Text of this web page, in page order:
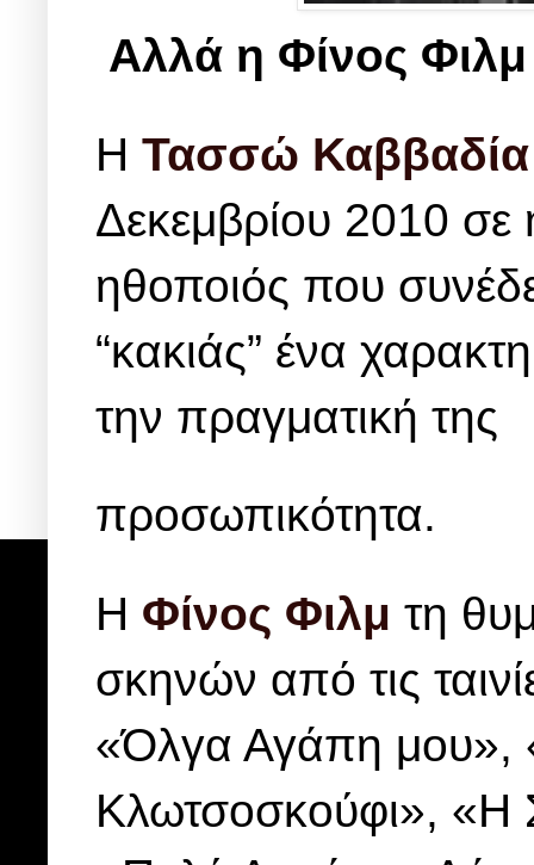
Αλλά η Φίνος
Η Τασσώ Καββαδία
Δεκεμβρίου 2010 σε
ηθοποιός που
“κακιάς” ένα
την πραγματική της
προσωπικότητα.
Η Φίνος Φιλμ τη
σκηνών από τις
«Όλγα Αγάπη μου»,
Κλωτσοσκούφι», «Η